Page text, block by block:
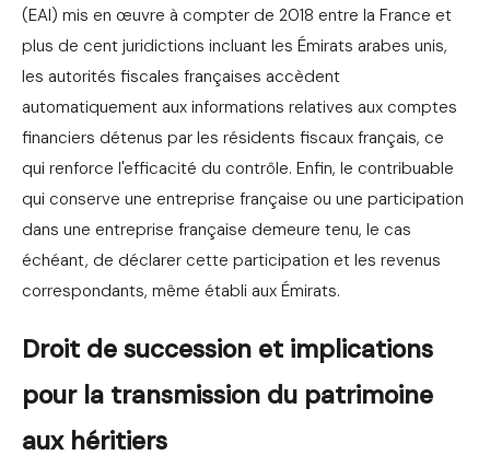
(EAI) mis en œuvre à compter de 2018 entre la France et
plus de cent juridictions incluant les Émirats arabes unis,
les autorités fiscales françaises accèdent
automatiquement aux informations relatives aux comptes
financiers détenus par les résidents fiscaux français, ce
qui renforce l'efficacité du contrôle. Enfin, le contribuable
qui conserve une entreprise française ou une participation
dans une entreprise française demeure tenu, le cas
échéant, de déclarer cette participation et les revenus
correspondants, même établi aux Émirats.
Droit de succession et implications
pour la transmission du patrimoine
aux héritiers